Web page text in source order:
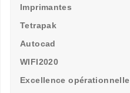
Imprimantes
Tetrapak
Autocad
WIFI2020
Excellence opérationnelle